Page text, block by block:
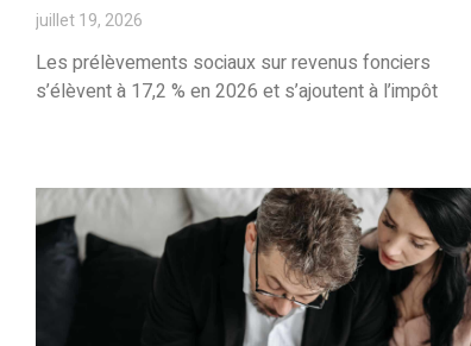
juillet 19, 2026
Les prélèvements sociaux sur revenus fonciers
s’élèvent à 17,2 % en 2026 et s’ajoutent à l’impôt